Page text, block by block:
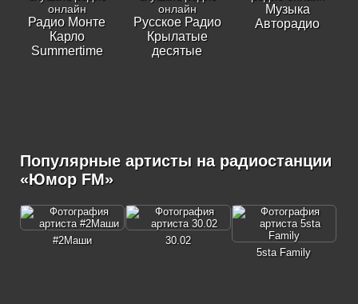
Радио Монте
Карло
Summertime
Русское Радио
Крылатые
десятые
Музыка
Авторадио
Популярные артисты на радиостанции
«Юмор FM»
#2Маши
30.02
5sta Family